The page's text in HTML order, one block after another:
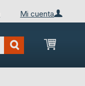
Mi cuenta
Mi